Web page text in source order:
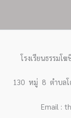
โรงเรียนธรรมโ
130 หมู่ 8 ตำบลโ
Email :